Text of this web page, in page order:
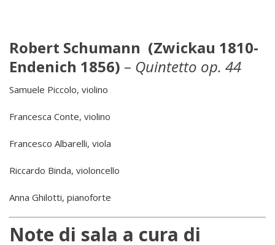
Robert Schumann (Zwickau 1810-
Endenich 1856) – Quintetto op. 44
Samuele Piccolo, violino
Francesca Conte, violino
Francesco Albarelli, viola
Riccardo Binda, violoncello
Anna Ghilotti, pianoforte
Note di sala a cura di